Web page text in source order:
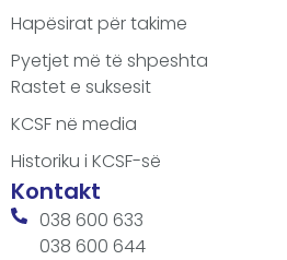
Hapësirat për takime
Pyetjet më të shpeshta
Rastet e suksesit
KCSF në media
Historiku i KCSF-së
Kontakt
038 600 633
038 600 644